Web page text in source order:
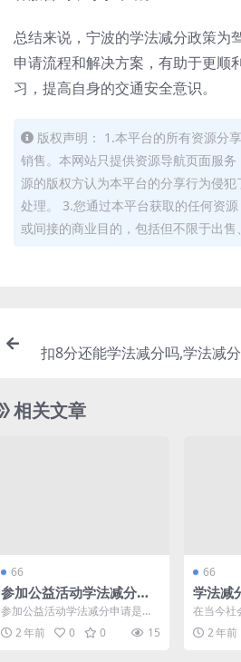
总结来说，宁波的学法减分政策为
申请流程和解决方案，有助于更顺
习，提高自身的交通安全意识。
版权声明： 1.本平台的所有资源分
销售。本网站只提供资源导航页面服
源的版权方认为本平台的分享行为侵
处理。 3.您通过本平台获取的任何资
或间接的商业目的，包括但不限于出售
扣8分还能学法减分吗,学法减
相关文章
66
参加公益活动学法减分申
请,网上学法减分最多减几
分(学法减分怎样参加公益
活动)
参加公益活动学法减分申请是近
年来受到关注的一项政策，旨在
通过鼓励公民参与公益活动...
2 年前 0 0 15
66
学法减
分能学
可以减
在当今社
受到重视
过学法减
2 年前